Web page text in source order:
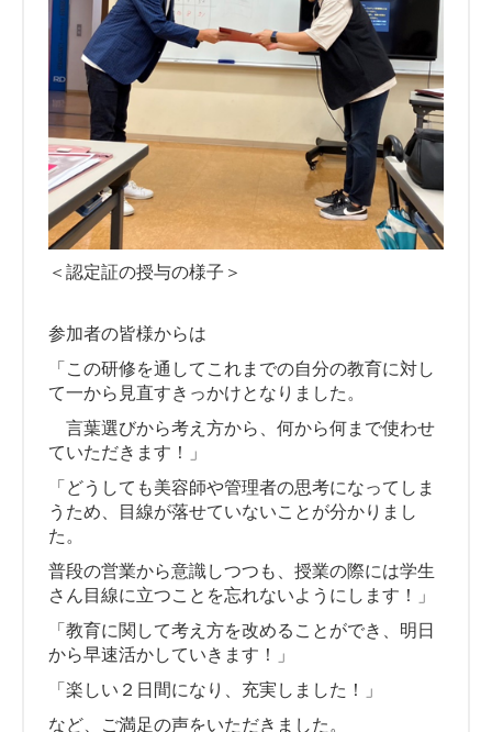
＜認定証の授与の様子＞
参加者の皆様からは
「この研修を通してこれまでの自分の教育に対し
て一から見直すきっかけとなりました。
言葉選びから考え方から、何から何まで使わせ
ていただきます！」
「どうしても美容師や管理者の思考になってしま
うため、目線が落せていないことが分かりまし
た。
普段の営業から意識しつつも、授業の際には学生
さん目線に立つことを忘れないようにします！」
「教育に関して考え方を改めることができ、明日
から早速活かしていきます！」
「楽しい２日間になり、充実しました！」
など、ご満足の声をいただきました。